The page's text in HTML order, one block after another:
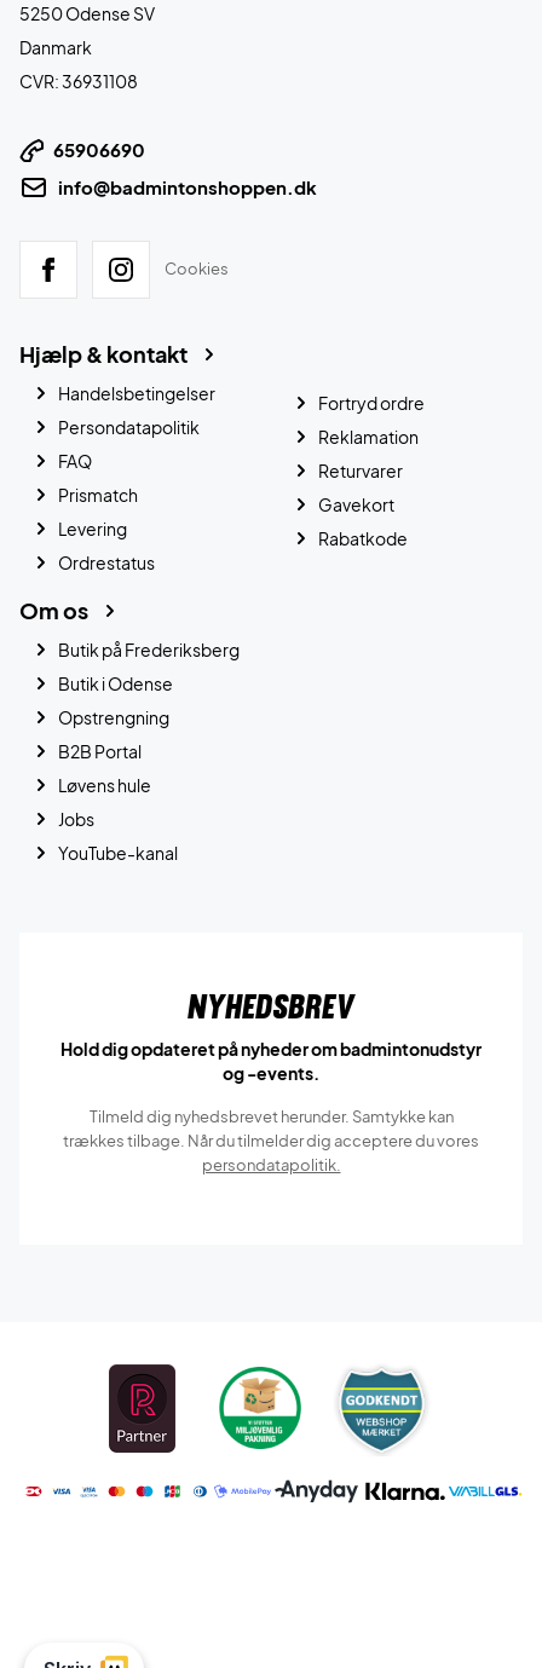
5250 Odense SV
Danmark
CVR: 36931108
65906690
info@badmintonshoppen.dk
Cookies
Hjælp & kontakt
Handelsbetingelser
Persondatapolitik
FAQ
Prismatch
Levering
Ordrestatus
Fortryd ordre
Reklamation
Returvarer
Gavekort
Rabatkode
Om os
Butik på Frederiksberg
Butik i Odense
Opstrengning
B2B Portal
Løvens hule
Jobs
YouTube-kanal
Nyhedsbrev
Hold dig opdateret på nyheder om badmintonudstyr
og -events.
Tilmeld dig nyhedsbrevet herunder. Samtykke kan
trækkes tilbage. Når du tilmelder dig acceptere du vores
persondatapolitik.